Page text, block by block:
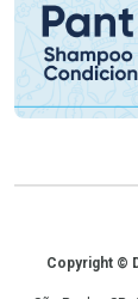
CopyrightCopyright ©